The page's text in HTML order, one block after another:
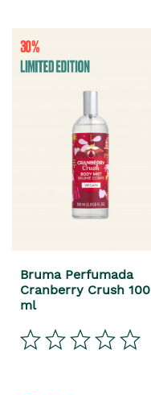
Bruma Perfumada
Cranberry Crush 100
ml